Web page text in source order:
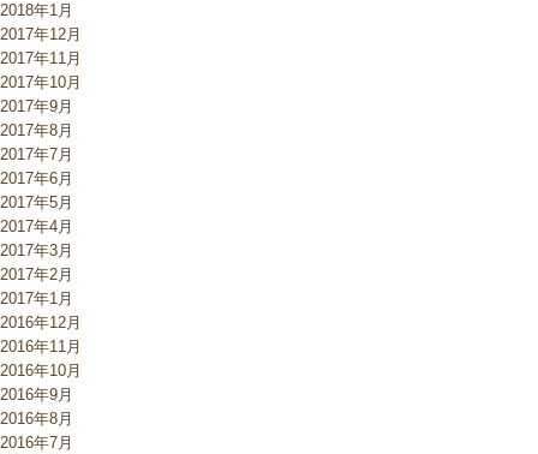
2018年1月
2017年12月
2017年11月
2017年10月
2017年9月
2017年8月
2017年7月
2017年6月
2017年5月
2017年4月
2017年3月
2017年2月
2017年1月
2016年12月
2016年11月
2016年10月
2016年9月
2016年8月
2016年7月